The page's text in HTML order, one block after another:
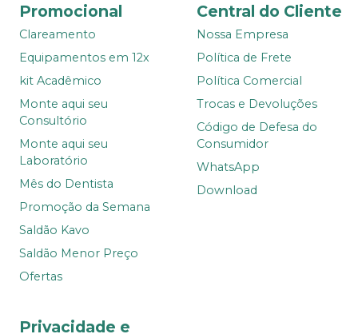
Promocional
Clareamento
Equipamentos em 12x
kit Acadêmico
Monte aqui seu
Consultório
Monte aqui seu
Laboratório
Mês do Dentista
Promoção da Semana
Saldão Kavo
Saldão Menor Preço
Ofertas
Central do Cliente
Nossa Empresa
Política de Frete
Política Comercial
Trocas e Devoluções
Código de Defesa do
Consumidor
WhatsApp
Download
Privacidade e